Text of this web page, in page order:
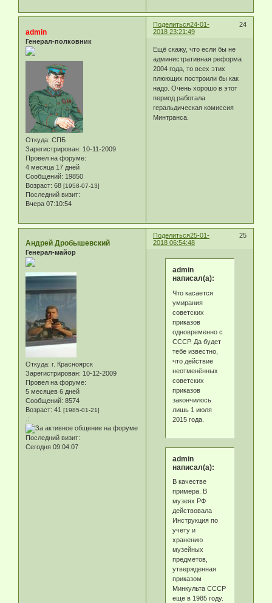
Поделиться 24
24-01-
2018 23:21:49
admin
Генерал-полковник
Откуда: СПБ
Зарегистрирован: 10-11-2009
Провел на форуме:
4 месяца 17 дней
Сообщений: 19850
Возраст: 68 [1958-07-13]
Последний визит:
Вчера 07:10:54
Ещё скажу, что если бы не
административная реформа
2004 года, то всех этих
плюющих построили бы как
надо. Очень хорошо в этот
период работала
геральдическая комиссия
Минтранса.
Поделиться 25
25-01-
2018 06:54:48
Андрей Дробышевский
Генерал-майор
Откуда: г. Красноярск
Зарегистрирован: 10-12-2009
Провел на форуме:
5 месяцев 6 дней
Сообщений: 8574
Возраст: 41 [1985-01-21]
.:
Последний визит:
Сегодня 09:04:07
admin
написал(а):
Что касается
умирания
советских
приказов
одновременно с
СССР. Да будет
тебе известно,
что действие
неотменённых
советских
приказов
закончилось
лишь 1 июля
2015 года.
admin
написал(а):
В качестве
примера. В
музеях РФ
действовала
Инструкция по
учету и
хранению
музейных
предметов,
утвержденная
приказом
Минкульта СССР
еще в 1985 году.